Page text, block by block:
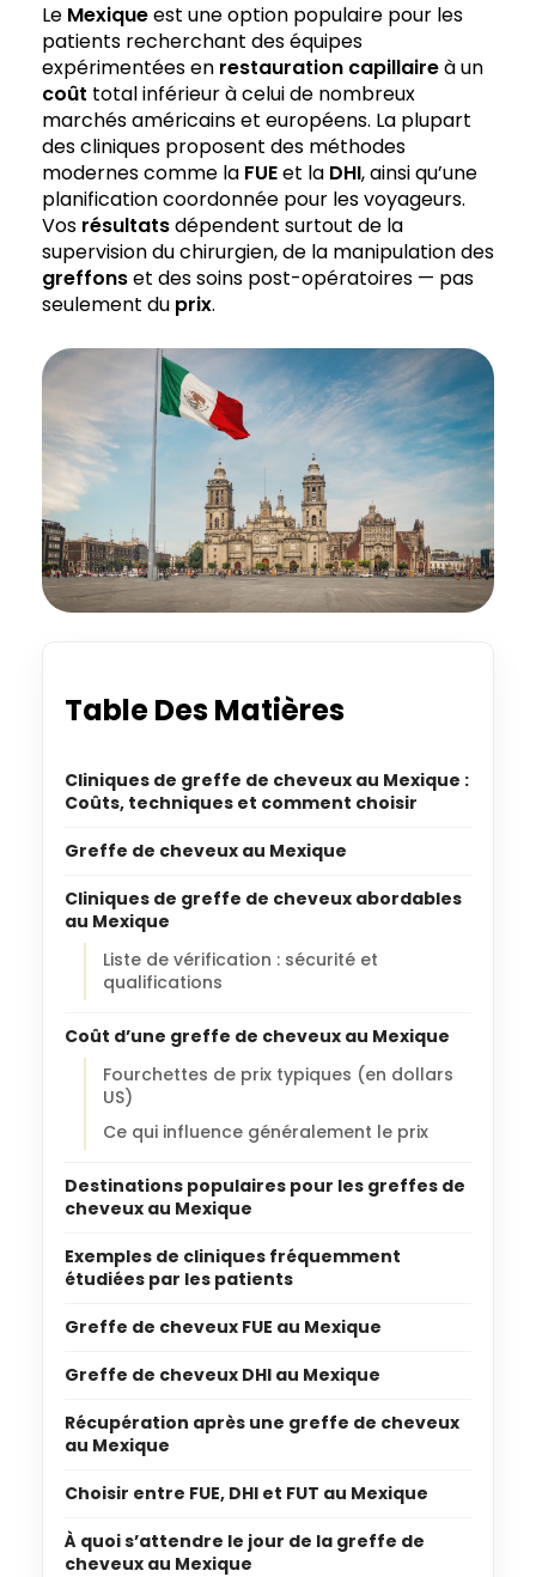
Le Mexiqueest une option populaire pour les
patients recherchant des équipes
expérimentées en restauration capillaireà un
coût total inférieur à celui de nombreux
marchés américains et européens. La plupart
des cliniques proposent des méthodes
modernes comme la FUEet la DHI, ainsi qu’une
planification coordonnée pour les voyageurs.
Vos résultatsdépendent surtout de la
supervision du chirurgien, de la manipulation des
greffonset des soins post-opératoires — pas
seulement du prix.
Table Des Matières
Cliniques de greffe de cheveux au Mexique :
Coûts, techniques et comment choisir
Greffe de cheveux au Mexique
Cliniques de greffe de cheveux abordables
au Mexique
Liste de vérification : sécurité et
qualifications
Coût d’une greffe de cheveux au Mexique
Fourchettes de prix typiques (en dollars
US)
Ce qui influence généralement le prix
Destinations populaires pour les greffes de
cheveux au Mexique
Exemples de cliniques fréquemment
étudiées par les patients
Greffe de cheveux FUE au Mexique
Greffe de cheveux DHI au Mexique
Récupération après une greffe de cheveux
au Mexique
Choisir entre FUE, DHI et FUT au Mexique
À quoi s’attendre le jour de la greffe de
cheveux au Mexique